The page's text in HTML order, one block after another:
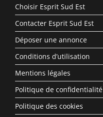
Choisir Esprit Sud Est
Contacter Esprit Sud Est
Déposer une annonce
Conditions d’utilisation
Mentions légales
Politique de confidentialité
Politique des cookies